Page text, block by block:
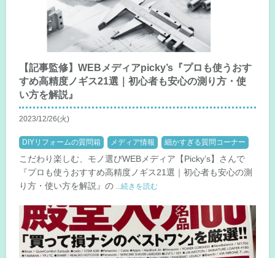
【記事監修】WEBメディアpicky’s『プロも使うおす
すめ高精度ノギス21選｜初心者も安心の測り方・使
い方を解説』
2023/12/26(火)
DIYリフォームの質問箱 メディア情報 細かすぎる質問コーナー
こだわり楽しむ、モノ選びWEBメディア【Picky’s】さんで
『プロも使うおすすめ高精度ノギス21選｜初心者も安心の測
り方・使い方を解説』の ...続きを読む